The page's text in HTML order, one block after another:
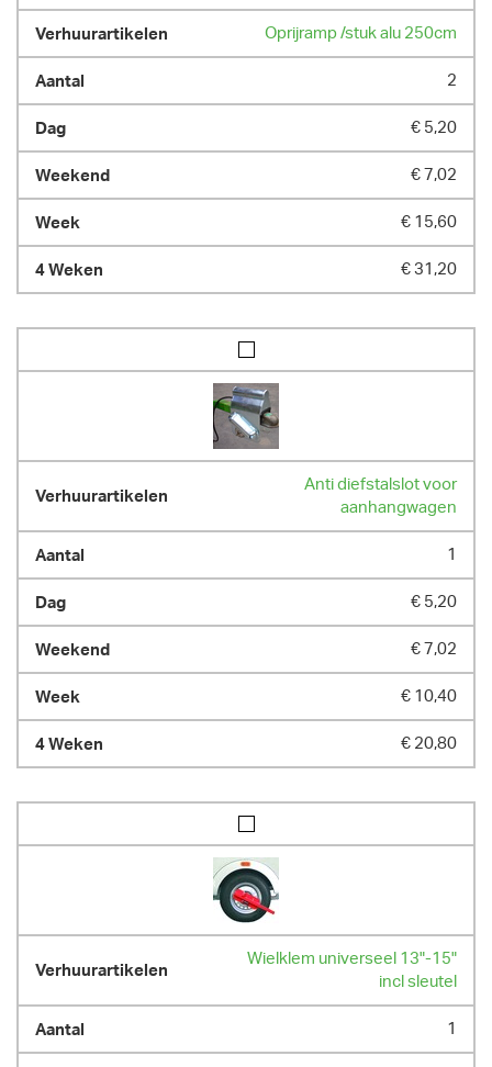
Oprijramp /stuk alu 250cm
2
€ 5,20
€ 7,02
€ 15,60
€ 31,20
Anti diefstalslot voor
aanhangwagen
1
€ 5,20
€ 7,02
€ 10,40
€ 20,80
Wielklem universeel 13"-15"
incl sleutel
1